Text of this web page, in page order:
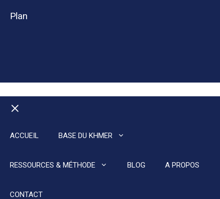
Plan
ACCUEIL BASE DU KHMER
RESSOURCES & MÉTHODE BLOG A PROPOS
CONTACT